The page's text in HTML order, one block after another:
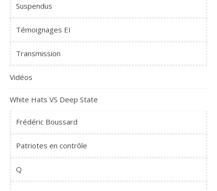
Suspendus
Témoignages EI
Transmission
Vidéos
White Hats VS Deep State
Frédéric Boussard
Patriotes en contrôle
Q